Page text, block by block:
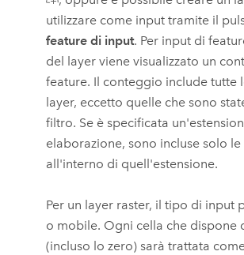
utilizzare come input tramite il
feature di input. Per input di
del layer viene visualizzato un
feature. Il conteggio include tutte
layer, eccetto quelle che sono
filtro. Se è specificata
elaborazione, sono incluse solo
all'interno di quell'estensione.
Per un layer raster, il tipo di input
o mobile. Ogni cella che dispone
(incluso lo zero) sarà trattata